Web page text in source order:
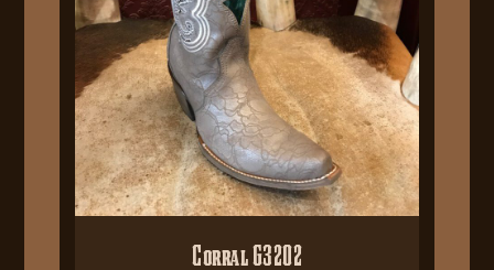
Corral G3202